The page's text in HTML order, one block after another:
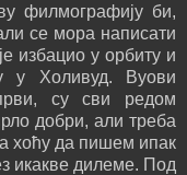
филмографију би,
се мора написати
избацио у орбиту и
у Холивуд. Вуови
су сви редом
добри, али треба
хоћу да пишем ипак
икакве дилеме. Под